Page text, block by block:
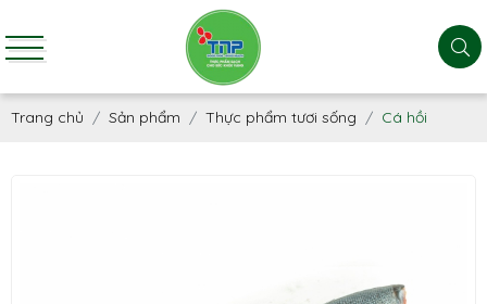
Trang chủ Sản phẩm Thực phẩm tươi sống Cá hồi